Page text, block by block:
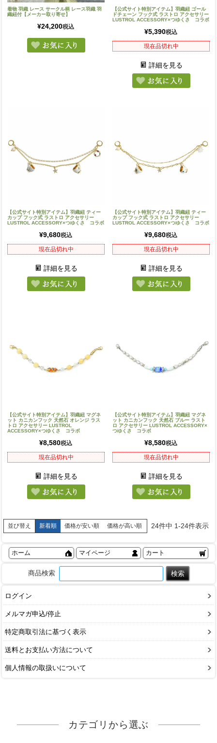
着物 羽織 レース サークル柄 レース羽織 羽
織紐付【メーカー取り寄せ】
¥24,200税込
【公式サイト特別アイテム】羽織紐 ゴール
ドチェーン フック式 ラストロ アクセサリー
LUSTROL ACCESSORY×つゆくさ コラボ
¥5,390税込
現在品切れ中
詳細を見る
【公式サイト特別アイテム】羽織紐 ティー
カップ フック式 ラストロ アクセサリー
LUSTROL ACCESSORY×つゆくさ コラボ
¥9,680税込
現在品切れ中
詳細を見る
【公式サイト特別アイテム】羽織紐 ティー
カップ フック式 ラストロ アクセサリー
LUSTROL ACCESSORY×つゆくさ コラボ
¥9,680税込
現在品切れ中
詳細を見る
【公式サイト特別アイテム】羽織紐 マグネ
ット カニカンフック 天然石 オレンジ ラス
トロ アクセサリー LUSTROL
ACCESSORY×つゆくさ コラボ
¥8,580税込
現在品切れ中
詳細を見る
【公式サイト特別アイテム】羽織紐 マグネ
ット カニカンフック 天然石 ブルー ラスト
ロ アクセサリー LUSTROL ACCESSORY×
つゆくさ コラボ
¥8,580税込
現在品切れ中
詳細を見る
並び替え 新着順 価格が安い順 価格が高い順 24件中 1-24件表示
ホーム マイページ カート
商品検索
ログイン
メルマガ申込/停止
特定商取引法に基づく表示
送料とお支払い方法について
個人情報の取扱いについて
カテゴリから選ぶ